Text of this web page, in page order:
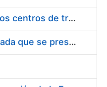
Suministro de gafas graduadas antiproyecciones para los trabajadores de la FNMT-RCM en los centros de trabajo de Madrid y Burgos
Servicios de una empresa externa para el asesoramiento y resolución de los recursos de alzada que se presentan relacionados con procesos de selección para la FNMT-RCM